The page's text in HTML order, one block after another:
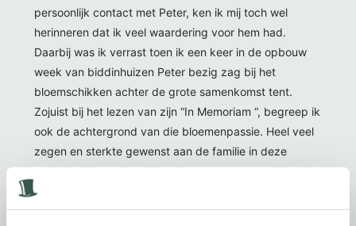
persoonlijk contact met Peter, ken ik mij toch wel
herinneren dat ik veel waardering voor hem had.
Daarbij was ik verrast toen ik een keer in de opbouw
week van biddinhuizen Peter bezig zag bij het
bloemschikken achter de grote samenkomst tent.
Zojuist bij het lezen van zijn “In Memoriam “, begreep ik
ook de achtergrond van die bloemenpassie. Heel veel
zegen en sterkte gewenst aan de familie in deze
periode. Maar ook veel sterkte en zegen voor de vele
10 tallen en 100 tallen die Peter hebben gekend bij o.a.
de Pinksterconferentie. En de Mission conferenties.